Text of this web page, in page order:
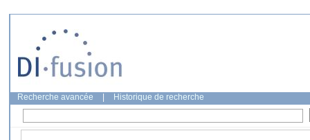
Recherche avancée Historique de recherche